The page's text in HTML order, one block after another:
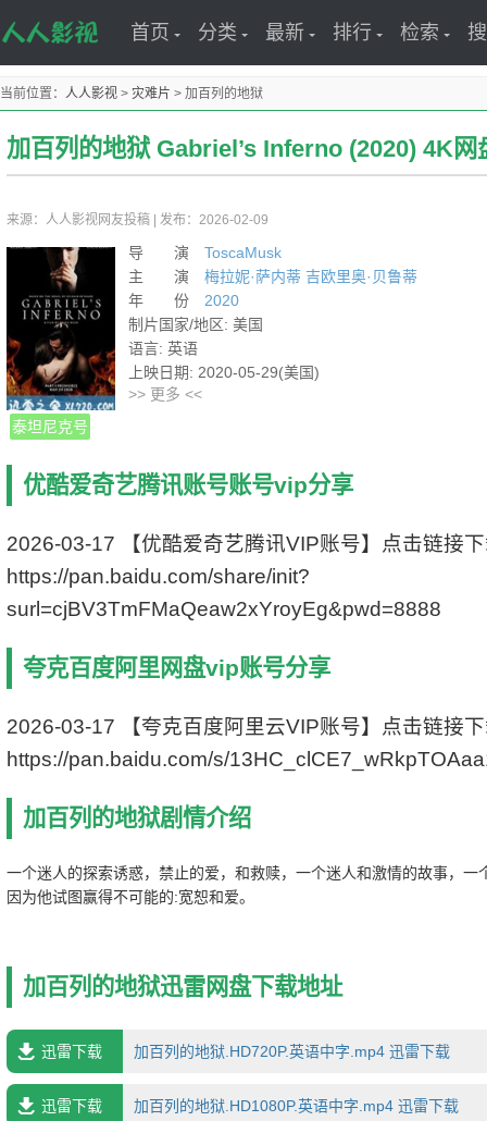
首页 分类 最新 排行 检索
当前位置： 人人影视 > 灾难片 > 加百列的地狱
加百列的地狱 Gabriel’s Inferno (2020) 4K网
来源：人人影视网友投稿 发布：2026-02-09
导 演 ToscaMusk
主 演 梅拉妮·萨内蒂 吉欧里奥·贝鲁蒂
年 份 2020
制片国家/地区: 美国
语言: 英语
上映日期: 2020-05-29(美国)
IMDb链接: tt11316854
>> 更多 <<
泰坦尼克号
优酷爱奇艺腾讯账号账号vip分享
2026-03-17 【优酷爱奇艺腾讯VIP账号】点击链接
https://pan.baidu.com/share/init?
surl=cjBV3TmFMaQeaw2xYroyEg&pwd=8888
夸克百度阿里网盘vip账号分享
2026-03-17 【夸克百度阿里云VIP账号】点击链接
https://pan.baidu.com/s/
加百列的地狱剧情介绍
一个迷人的探索诱惑，禁止的爱，和救赎，一个迷人和激情的故事，一
因为他试图赢得不可能的:宽恕和爱。
加百列的地狱迅雷网盘下载地址
迅雷下载 加百列的地狱.HD720P.英语中字.mp4 迅雷下载
迅雷下载 加百列的地狱.HD1080P.英语中字.mp4 迅雷下载